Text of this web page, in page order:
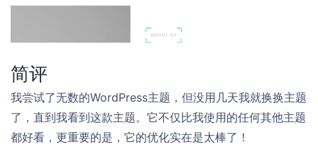
简评
我尝试了无数的WordPress主题，但没用几天我就换换主题
了，直到我看到这款主题。它不仅比我使用的任何其他主题
都好看，更重要的是，它的优化实在是太棒了！